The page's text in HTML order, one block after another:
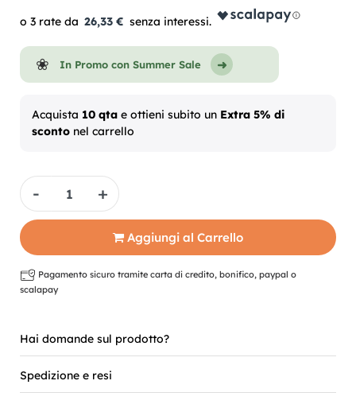
26,33 €
In Promo con Summer Sale
Acquista 10 qta e ottieni subito un Extra 5% di
sconto nel carrello
Quantità
Aggiungi al Carrello
Pagamento sicuro tramite carta di credito, bonifico, paypal o
scalapay
Hai domande sul prodotto?
Spedizione e resi